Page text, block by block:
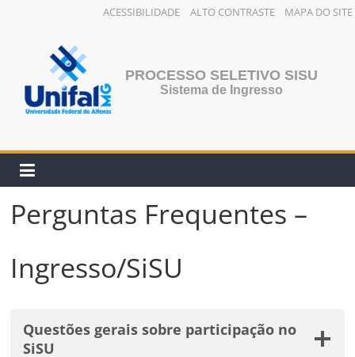
ACESSIBILIDADE ALTO CONTRASTE MAPA DO SITE
conteúdo
PROCESSO SELETIVO SISU
Sistema de Ingresso
Perguntas Frequentes –
Ingresso/SiSU
Questões gerais sobre participação no
SiSU